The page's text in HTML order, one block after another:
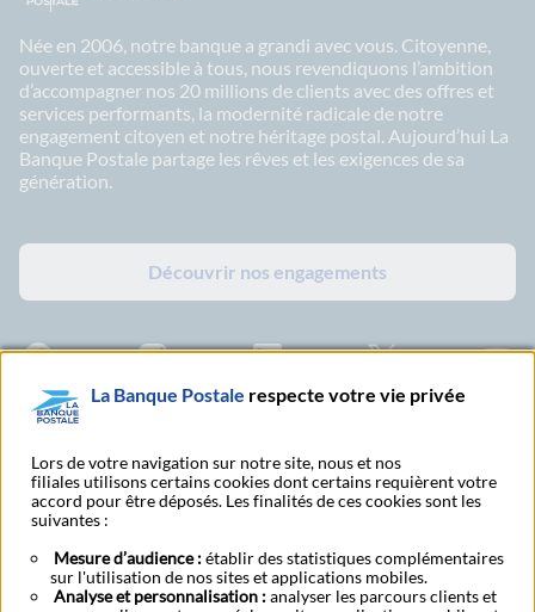
Née en 2006, notre banque a grandi avec vous. Citoyenne,
ouverte et accessible à tous, nous revendiquons l’ambition
d’accompagner nos 20 millions de clients avec des offres et
services performants, la modernité radicale de notre
engagement citoyen et notre héritage postal. Aujourd’hui La
Banque Postale partage les rêves et les exigences de sa
génération.
Découvrir nos engagements
Facebook - La Banque Postale
Instagram - La Banque Postale
Linkedin - La Banque Postale
X - La Banque
La Banque Postale respecte votre vie privée
Lors de votre navigation sur notre site, nous et nos
filiales utilisons certains cookies dont certains requièrent votre
accord pour être déposés. Les finalités de ces cookies sont les
suivantes :
Mesure d’audience :établir des statistiques complémentaires
sur l'utilisation de nos sites et applications mobiles.
Analyse et personnalisation :analyser les parcours clients et